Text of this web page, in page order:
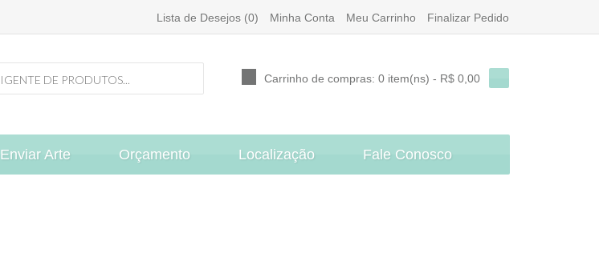
Lista de Desejos (0) Minha Conta Meu Carrinho Finalizar Pedido
Carrinho de compras: 0 item(ns) - R$ 0,00
Enviar Arte Orçamento Localização Fale Conosco